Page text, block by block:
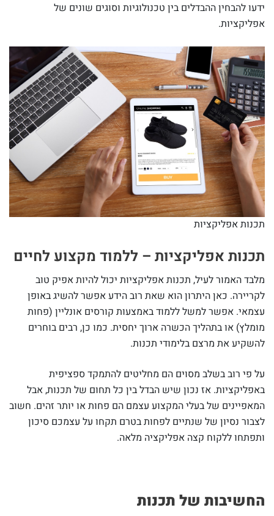
ידעו להבחין ההבדלים בין טכנולוגיות וסוגים שונים של
אפליקציות.
תכנות אפליקציות
תכנות אפליקציות – ללמוד מקצוע לחיים
מלבד האמור לעיל, תכנות אפליקציות יכול להיות אפיק טוב
לקריירה. כאן היתרון הוא שאת רוב הידע אפשר להשיג באופן
עצמאי. אפשר למשל ללמוד באמצעות קורסים אונליין (פחות
מומלץ) או בתהליך הכשרה ארוך יחסית. כמו כן, רבים בוחרים
להשקיע את מרצם בלימודי תכנות.
על פי רוב בשלב מסוים הם מחליטים להתמקד ספציפית
באפליקציות. אז נכון שיש הבדל בין כל תחום של תכנות, אבל
המאפיינים של בעלי המקצוע עצמם הם פחות או יותר זהים. חשוב
לצבור נסיון של שנתיים לפחות בטרם תקחו על עצמכם סיכון
ותפתחו ללקוח קצה אפליקציה מלאה.
החשיבות של תכנות